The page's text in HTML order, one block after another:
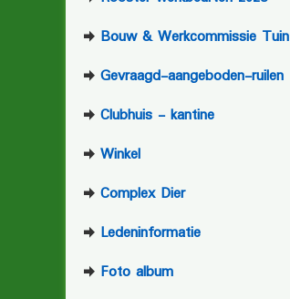
Bouw & Werkcommissie Tuin
Gevraagd-aangeboden-ruilen
Clubhuis - kantine
Winkel
Complex Dier
Ledeninformatie
Foto album